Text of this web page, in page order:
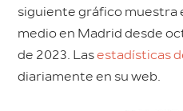
siguiente gráfico muestra
medio en Madrid desde
de 2023. Lasestadísticas
diariamente en su web.